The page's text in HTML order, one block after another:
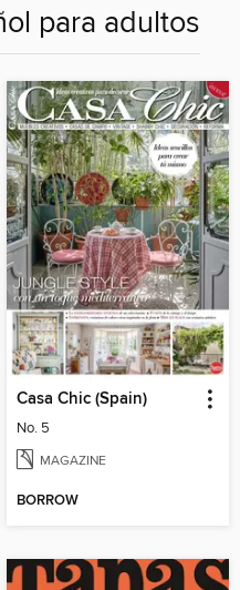
para adultos
Casa Chic (Spain)
No. 5
MAGAZINE
BORROW